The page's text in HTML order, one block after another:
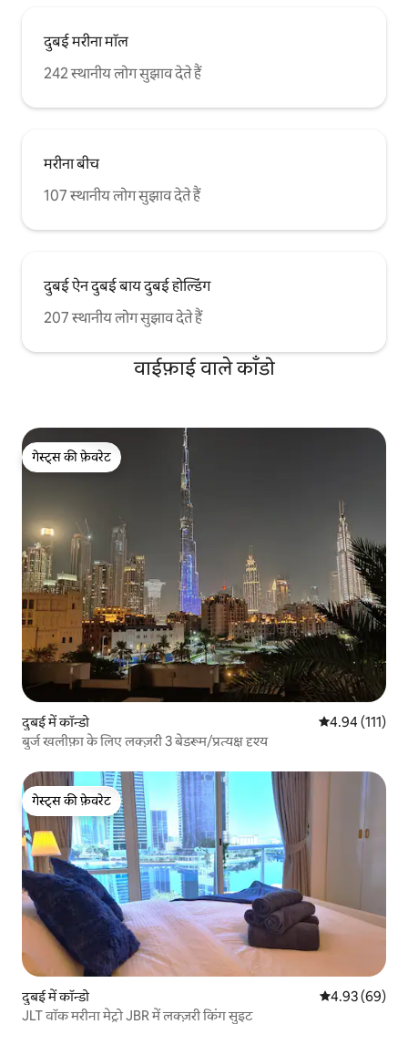
दुबई मरीना मॉल
242 स्थानीय लोग सुझाव देते हैं
मरीना बीच
107 स्थानीय लोग सुझाव देते हैं
दुबई ऐन दुबई बाय दुबई होल्डिंग
207 स्थानीय लोग सुझाव देते हैं
वाईफ़ाई वाले काँडो
गेस्ट्स की फ़ेवरेट
गेस्ट्स की फ़ेवरेट
दुबई में कॉन्डो औसत रेटिंग 5 में से
4.94 (111)
बुर्ज खलीफ़ा के लिए लक्ज़री 3 बेडरूम/प्रत्यक्ष दृश्य
गेस्ट्स की फ़ेवरेट
गेस्ट्स की फ़ेवरेट
दुबई में कॉन्डो औसत रेटिंग 5 में
4.93 (69)
JLT वॉक मरीना मेट्रो JBR में लक्ज़री किंग सुइट